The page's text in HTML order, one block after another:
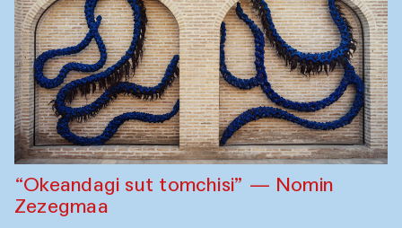
“Okeandagi sut tomchisi” — Nomin
Zezegmaa